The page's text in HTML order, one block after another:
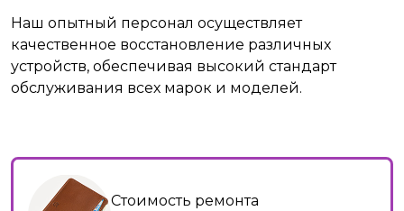
Наш опытный персонал осуществляет
качественное восстановление различных
устройств, обеспечивая высокий стандарт
обслуживания всех марок и моделей.
Стоимость ремонта